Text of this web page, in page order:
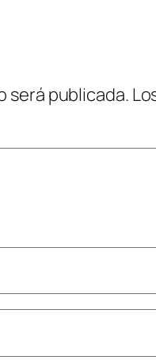
será publicada.